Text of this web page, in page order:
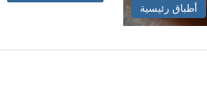
أطباق رئيسية